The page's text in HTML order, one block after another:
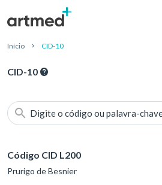
Início CID-10
CID-10
Digite o código ou palavra-
Código CID L200
Prurigo de Besnier